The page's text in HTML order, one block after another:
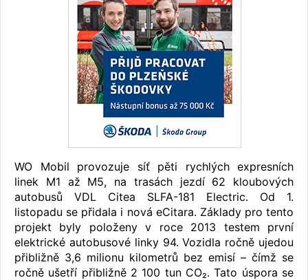
WO Mobil provozuje síť pěti rychlých expresních
linek M1 až M5, na trasách jezdí 62 kloubových
autobusů VDL Citea SLFA-181 Electric. Od 1.
listopadu se přidala i nová eCitara. Základy pro tento
projekt byly položeny v roce 2013 testem první
elektrické autobusové linky 94. Vozidla ročně ujedou
přibližně 3,6 milionu kilometrů bez emisí – čímž se
ročně ušetří přibližně 2 100 tun CO₂. Tato úspora se